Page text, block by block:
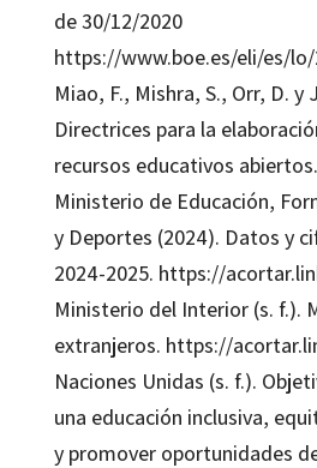
de 30/12/2020
https://www.boe.es/eli/es/
Miao, F., Mishra, S., Orr, D. y
Directrices para la
recursos educativos
Ministerio de Educación,
y Deportes (2024). Datos y
2024-2025. https://
Ministerio del Interior (s. f.).
extranjeros. https://
Naciones Unidas (s. f.).
una educación inclusiva,
y promover oportunidades